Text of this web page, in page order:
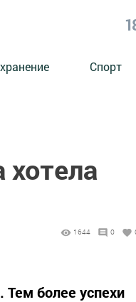
Спорт
1644 0
Тем более успехи